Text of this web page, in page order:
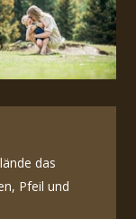
das
Pfeil und